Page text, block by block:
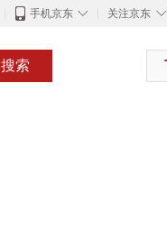
◇
手机京东 ◇
关注京东
搜索